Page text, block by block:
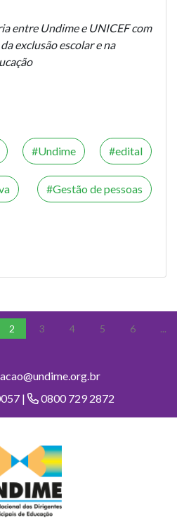
entre Undime e UNICEF com
exclusão escolar e na
Undime edital
Gestão de pessoas
2 3 4 5 6 ...
|
0800 729 2872